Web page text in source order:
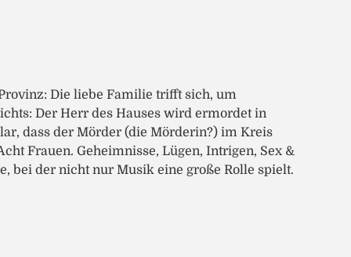
Die liebe Familie trifft sich, um
Der Herr des Hauses wird ermordet in
dass der Mörder (die Mörderin?) im Kreis
Frauen. Geheimnisse, Lügen, Intrigen, Sex &
bei der nicht nur Musik eine große Rolle spielt.